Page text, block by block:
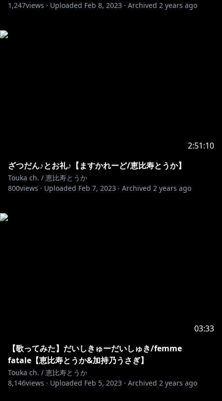
1,247views · Uploaded Feb 8, 2023 · Archived 2 years ago
2:51:10
ざつだん♪とお礼♪【ますかれーど/恵比寿とうか】
Touka ch. / 恵比寿とうか
800views · Uploaded Feb 7, 2023 · Archived 2 years ago
03:33
【歌ってみた】だいしきゅーだいしゅき/femme
fatale【恵比寿とうか&加持乃うさぎ】
Touka ch. / 恵比寿とうか
8,146views · Uploaded Feb 5, 2023 · Archived 2 years ago